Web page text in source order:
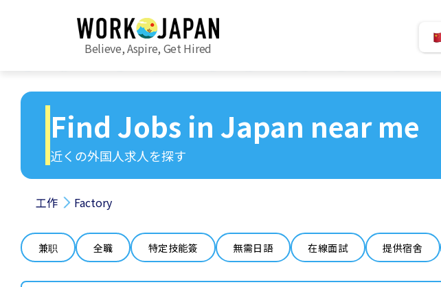
Believe, Aspire, Get Hired
Find Jobs in Japan near me
近くの外国人求人を探す
工作 Factory
兼职 全職 特定技能簽 無需日語 在線面試 提供宿舍